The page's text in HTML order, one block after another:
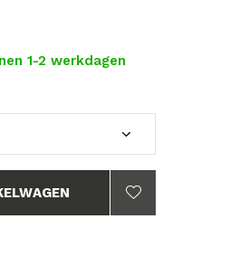
1-2 werkdagen